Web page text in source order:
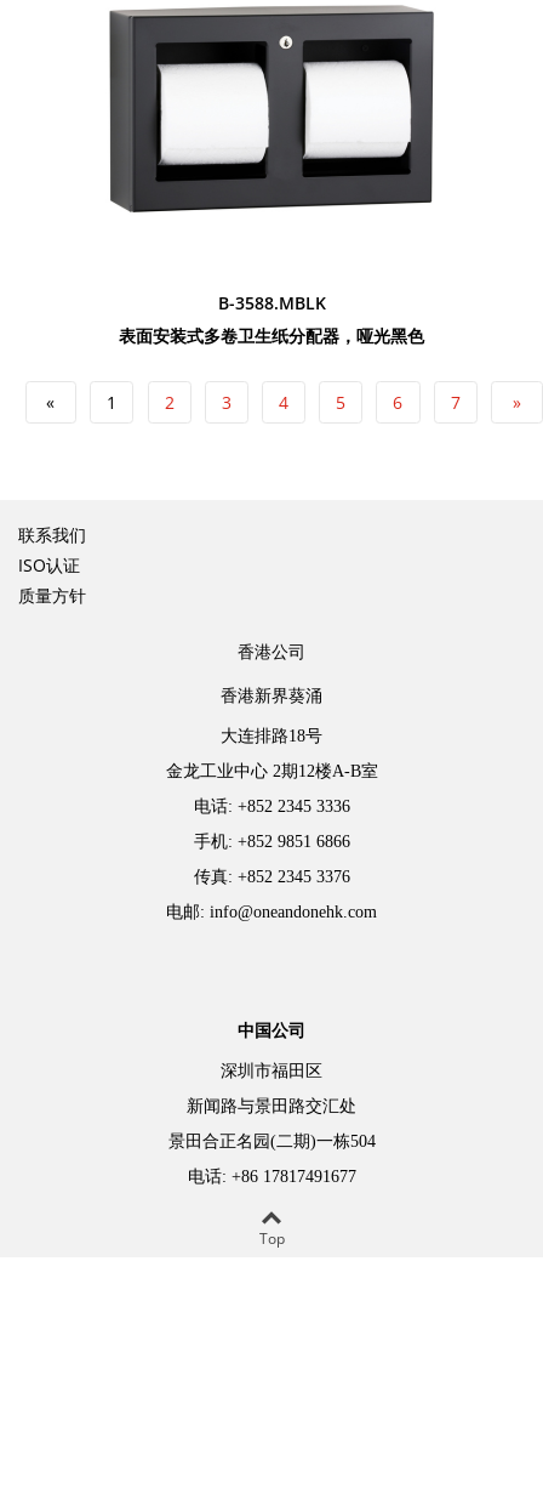
B-3588.MBLK
表面安装式多卷卫生纸分配器，哑光黑色
« 1 2 3 4 5 6 7 »
联系我们
ISO认证
质量方针
香港公司
香港新界葵涌
大连排路18号
金龙工业中心 2期12楼A-B室
电话: +852 2345 3336
手机: +852 9851 6866
传真: +852 2345 3376
电邮: info@oneandonehk.com
中国公司
深圳市福田区
新闻路与景田路交汇处
景田合正名园(二期)一栋504
电话: +86 17817491677
www.mediclinics.cn
www.mediclinics.com.cn
Top